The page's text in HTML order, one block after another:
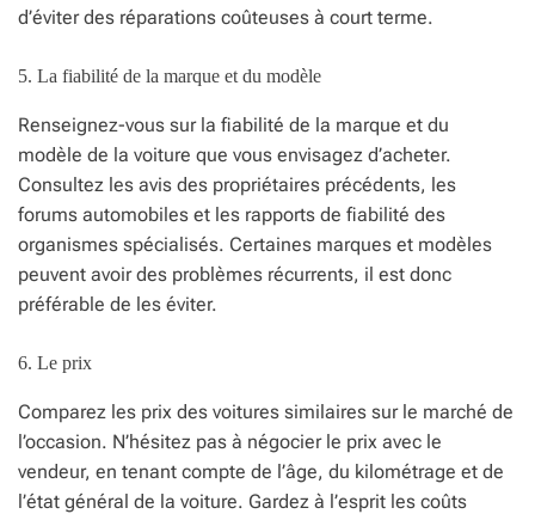
d’éviter des réparations coûteuses à court terme.
5. La fiabilité de la marque et du modèle
Renseignez-vous sur la fiabilité de la marque et du
modèle de la voiture que vous envisagez d’acheter.
Consultez les avis des propriétaires précédents, les
forums automobiles et les rapports de fiabilité des
organismes spécialisés. Certaines marques et modèles
peuvent avoir des problèmes récurrents, il est donc
préférable de les éviter.
6. Le prix
Comparez les prix des voitures similaires sur le marché de
l’occasion. N’hésitez pas à négocier le prix avec le
vendeur, en tenant compte de l’âge, du kilométrage et de
l’état général de la voiture. Gardez à l’esprit les coûts